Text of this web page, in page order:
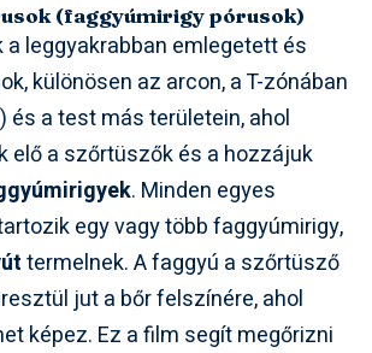
(faggyúmirigy pórusok)
a leggyakrabban emlegetett és
különösen az arcon, a T-zónában
és a test más területein, ahol
elő a szőrtüszők és a hozzájuk
. Minden egyes
egy vagy több faggyúmirigy,
termelnek. A faggyú a szőrtüsző
jut a bőr felszínére, ahol
képez. Ez a film segít megőrizni